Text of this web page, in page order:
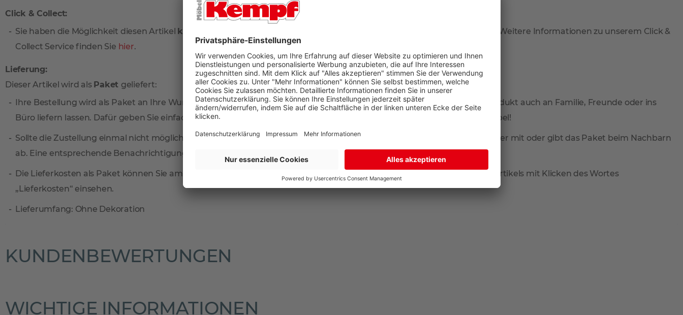
Click & Collect:
Sie haben die Möglichkeit diesen Artikel kostenlos
vor Ort in unseren Filialen Aschaffenburg oder Bad König abzuholen. Weitere Informationen zu unserem Click &
Collect Service finden Sie hier.
Lieferung:
Dieser Artikel wird als Paket geliefert:
Ihre Bestellung wird als Paket an Ihre Wunschadresse geliefert. Falls Sie tagsüber nicht zuhause sind, können Sie Ihr Produkt auch an Familie, Freunde oder ins
Büro liefern lassen. Dafür geben Sie einfach eine separate Lieferadresse zur Rechnungsadresse an. So sind Sie total flexibel!
Sollte die Zustellung einmal nicht möglich sein, nimmt der Paketdienstleister Ihr Produkt zur erneuten Anlieferung wieder mit oder gibt das Paket beim Nachbarn
ab. Eine entsprechende Benachrichtigungskarte finden Sie dann in Ihrem Briefkasten.
Die Lieferkosten als Paket können Sie am einfachsten im oberen Bereich der Artikelseite unter dem Verkaufspreis des Artikels mit Klicken des Wortes
„Lieferkosten“ einsehen.
Lieferumfang: Ohne Dekoration
KUNDENBEWERTUNGEN
WICHTIGE INFORMATIONEN